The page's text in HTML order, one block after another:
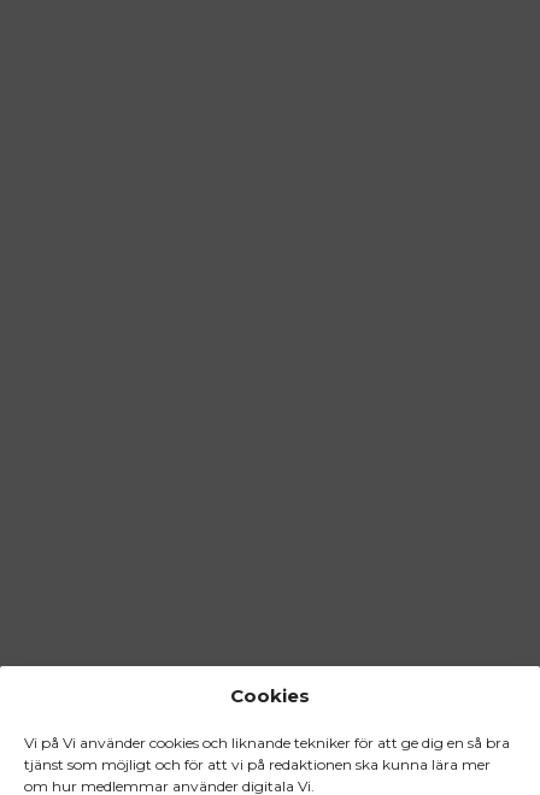
Cookies
Vi på Vi använder cookies och liknande tekniker för att ge dig en så bra
tjänst som möjligt och för att vi på redaktionen ska kunna lära mer
om hur medlemmar använder digitala Vi.